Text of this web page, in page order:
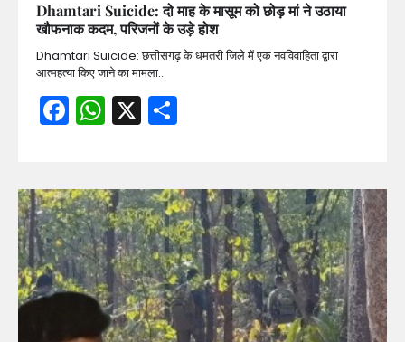
Dhamtari Suicide: दो माह के मासूम को छोड़ मां ने उठाया
खौफनाक कदम, परिजनों के उड़े होश
Dhamtari Suicide: छत्तीसगढ़ के धमतरी जिले में एक नवविवाहिता द्वारा
आत्महत्या किए जाने का मामला…
Facebook
WhatsApp
X